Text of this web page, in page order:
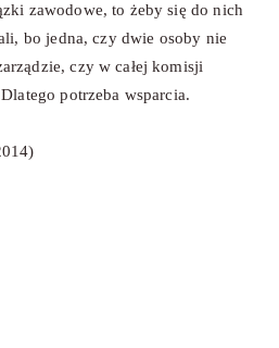
zawodowe, to żeby się do nich
bo jedna, czy dwie osoby nie
czy w całej komisji
potrzeba wsparcia.